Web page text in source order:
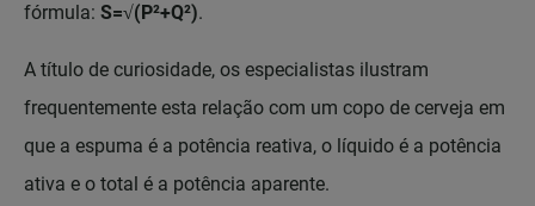
fórmula: S=√(P²+Q²).
A título de curiosidade, os especialistas ilustram
frequentemente esta relação com um copo de cerveja em
que a espuma é a potência reativa, o líquido é a potência
ativa e o total é a potência aparente.